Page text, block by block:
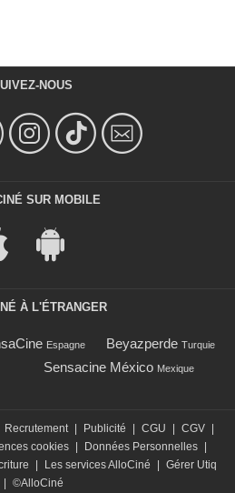
NOUS
SUR MOBILE
À L'ÉTRANGER
Espagne Beyazperde Turquie
Sensacine México Mexique
Recrutement | Publicité | CGU | CGV |
cookies | Données Personnelles |
| Les services AlloCiné | Gérer Utiq
| ©AlloCiné